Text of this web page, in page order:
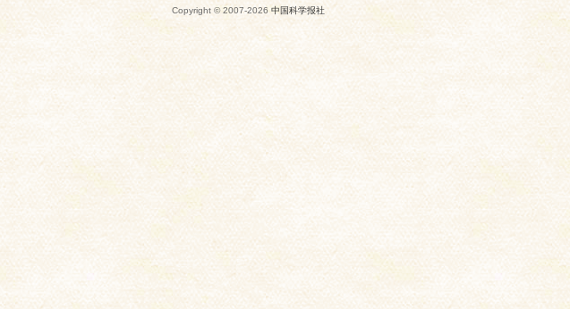
Copyright © 2007-2026中国科学报社